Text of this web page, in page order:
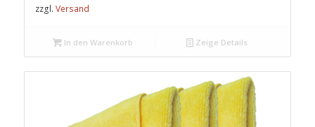
zzgl. Versand
In den Warenkorb Zeige Details